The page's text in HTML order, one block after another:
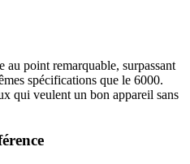
au point remarquable, surpassant
spécifications que le 6000.
qui veulent un bon appareil sans